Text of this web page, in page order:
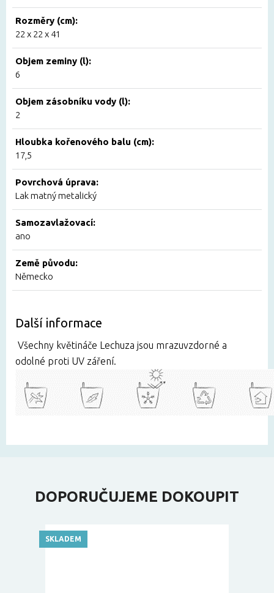
Rozměry (cm):
22 x 22 x 41
Objem zeminy (l):
6
Objem zásobníku vody (l):
2
Hloubka kořenového balu (cm):
17,5
Povrchová úprava:
Lak matný metalický
Samozavlažovací:
ano
Země původu:
Německo
Další informace
Všechny květináče Lechuza jsou mrazuvzdorné a
odolné proti UV záření.
DOPORUČUJEME DOKOUPIT
SKLADEM